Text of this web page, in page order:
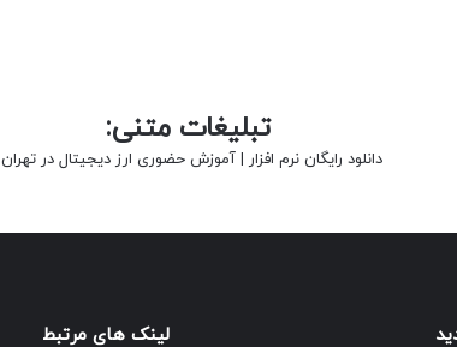
تبلیغات متنی:
دانلود رایگان نرم افزار | آموزش حضوری ارز دیجیتال در تهران
لینک های مرتبط